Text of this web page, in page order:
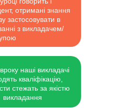
отримані знання
застосовувати в
з викладачем/
наші викладачі
кваліфікацію,
стежать за якістю
викладання